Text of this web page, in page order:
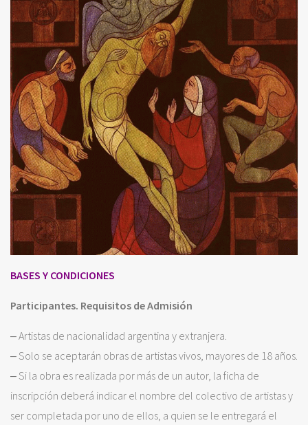
BASES Y CONDICIONES
Participantes. Requisitos de Admisión
‒ Artistas de nacionalidad argentina y extranjera.
‒ Solo se aceptarán obras de artistas vivos, mayores de 18 años.
‒ Si la obra es realizada por más de un autor, la ficha de
inscripción deberá indicar el nombre del colectivo de artistas y
ser completada por uno de ellos, a quien se le entregará el